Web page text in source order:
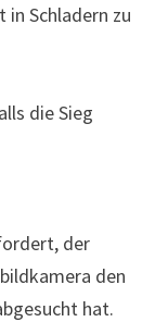
Schladern zu
die Sieg
der
den
hat.